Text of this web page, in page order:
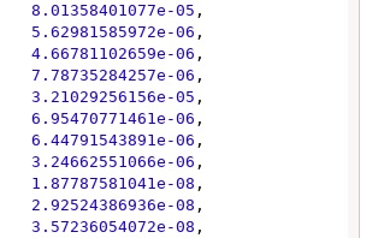
8.01358401077e-05 ,
5.62981585972e-06 ,
4.66781102659e-06 ,
7.78735284257e-06 ,
3.21029256156e-05 ,
6.95470771461e-06 ,
6.44791543891e-06 ,
3.24662551066e-06 ,
1.87787581041e-08 ,
2.92524386936e-08 ,
3.57236054072e-08 ,